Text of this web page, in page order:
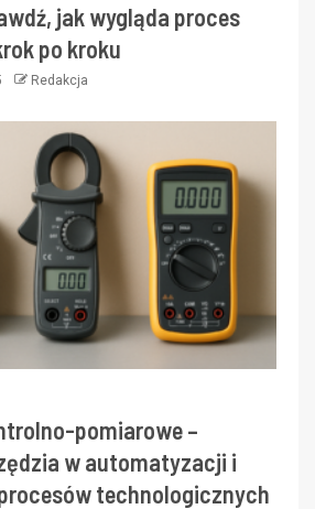
jak wygląda proces
po kroku
Redakcja
pomiarowe –
w automatyzacji i
technologicznych